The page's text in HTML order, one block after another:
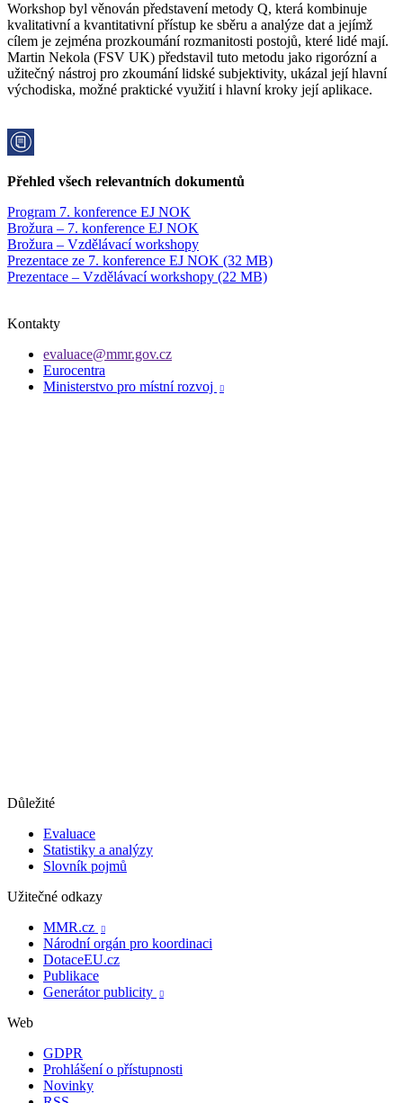
Workshop byl věnován představení metody Q, která kombinuje
kvalitativní a kvantitativní přístup ke sběru a analýze dat a jejímž
cílem je zejména prozkoumání rozmanitosti postojů, které lidé mají.
Martin Nekola (FSV UK) představil tuto metodu jako rigorózní a
užitečný nástroj pro zkoumání lidské subjektivity, ukázal její hlavní
východiska, možné praktické využití i hlavní kroky její aplikace.
Přehled všech relevantních dokumentů
Program 7. konference EJ NOK
Brožura – 7. konference EJ NOK
Brožura – Vzdělávací workshopy
Prezentace ze 7. konference EJ NOK (32 MB)
Prezentace – Vzdělávací workshopy (22 MB)
Kontakty
evaluace@mmr.gov.cz
Eurocentra
Ministerstvo pro místní rozvoj

Důležité
Evaluace
Statistiky a analýzy
Slovník pojmů
Užitečné odkazy
MMR.cz

Národní orgán pro koordinaci
DotaceEU.cz
Publikace
Generátor publicity

Web
GDPR
Prohlášení o přístupnosti
Novinky